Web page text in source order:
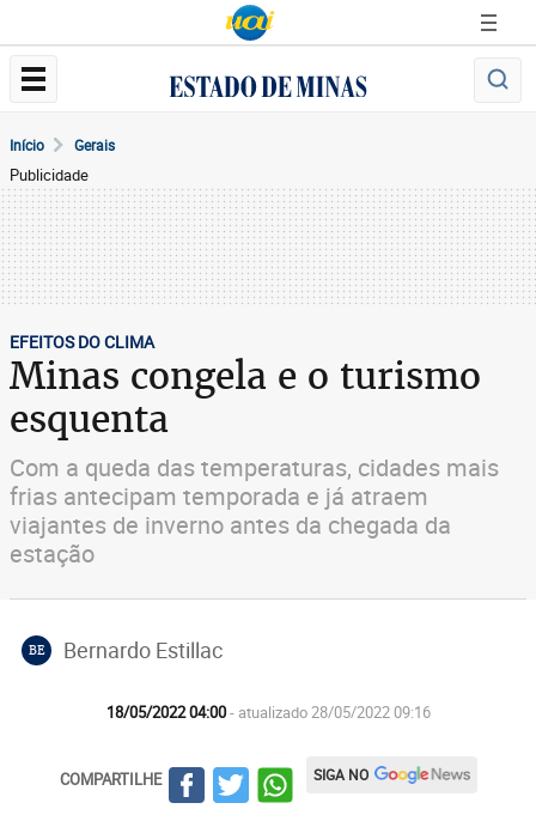
Início Gerais
Publicidade
EFEITOS DO CLIMA
Minas congela e o turismo
esquenta
Com a queda das temperaturas, cidades mais
frias antecipam temporada e já atraem
viajantes de inverno antes da chegada da
estação
BE Bernardo Estillac
18/05/2022 04:00- atualizado 28/05/2022 09:16
COMPARTILHE SIGA NO